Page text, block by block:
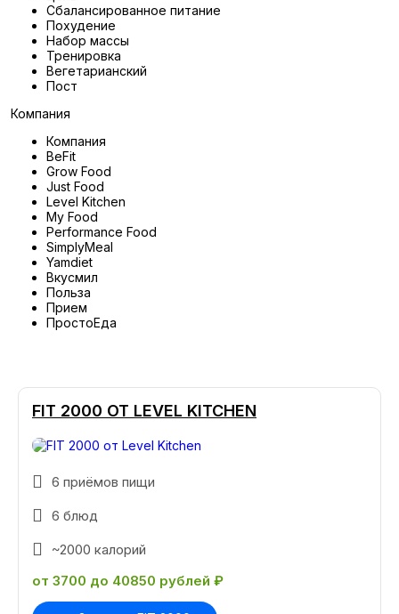
Сбалансированное питание
Похудение
Набор массы
Тренировка
Вегетарианский
Пост
Компания
Компания
BeFit
Grow Food
Just Food
Level Kitchen
My Food
Performance Food
SimplyMeal
Yamdiet
Вкусмил
Польза
Прием
ПростоЕда
FIT 2000 ОТ LEVEL KITCHEN
6 приёмов пищи
6 блюд
~2000 калорий
от 3700 до 40850 рублей ₽